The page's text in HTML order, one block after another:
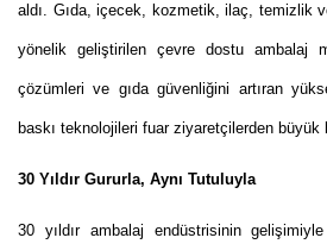
aldı. Gıda, içecek, kozmetik, ilaç, temizlik
yönelik geliştirilen çevre dostu ambalaj
çözümleri ve gıda güvenliğini artıran
baskı teknolojileri fuar ziyaretçilerden büyük
30 Yıldır Gururla, Aynı Tutuluyla
30 yıldır ambalaj endüstrisinin